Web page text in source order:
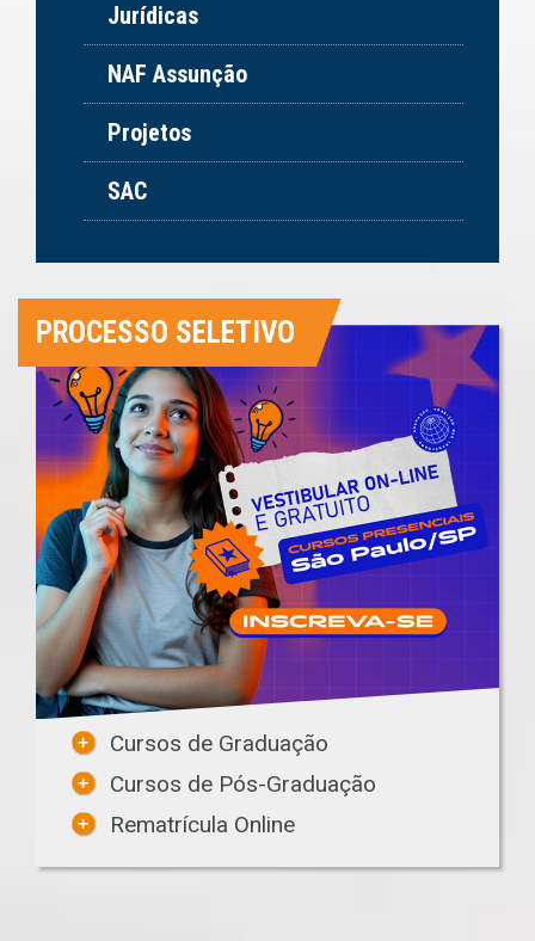
Jurídicas
NAF Assunção
Projetos
SAC
PROCESSO SELETIVO
Cursos de Graduação
Cursos de Pós-Graduação
Rematrícula Online